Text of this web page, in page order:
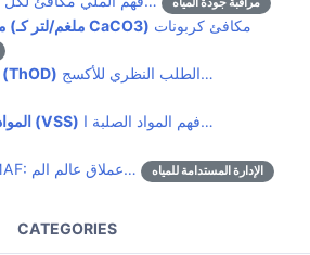
مكافئ كربونات الكالسيوم (ملغم/لتر كـ CaCO3)
الطلب النظري للأكسجين (ThOD) الطلب النظري للأكسج…
المواد الصلبة العالقة المتطايرة (VSS) فهم المواد الصلبة ا…
MAF: عملاق عالم الم… الإدارة المستدامة للمياه
CATEGORIES